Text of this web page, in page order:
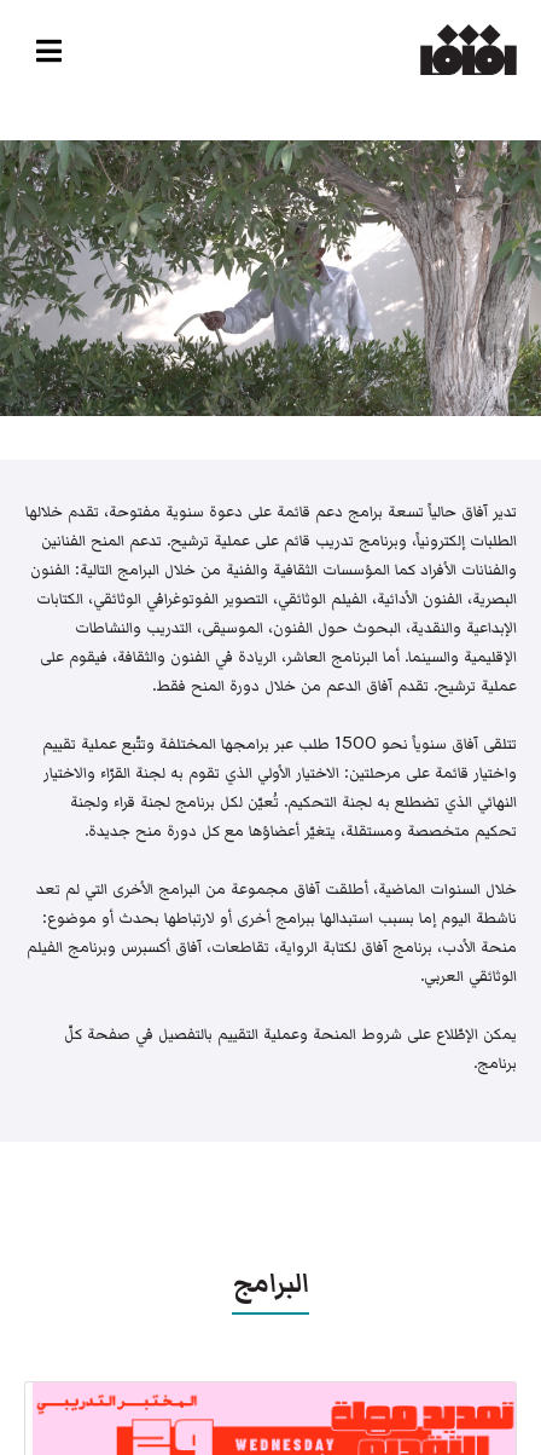
تدير آفاق حالياً تسعة برامج دعم قائمة على دعوة سنوية مفتوحة، تقدم خلالها
الطلبات إلكترونياً، وبرنامج تدريب قائم على عملية ترشيح. تدعم المنح الفنانين
والفنانات الأفراد كما المؤسسات الثقافية والفنية من خلال البرامج التالية: الفنون
البصرية، الفنون الأدائية، الفيلم الوثائقي، التصوير الفوتوغرافي الوثائقي، الكتابات
الإبداعية والنقدية، البحوث حول الفنون، الموسيقى، التدريب والنشاطات
الإقليمية والسينما. أما البرنامج العاشر، الريادة في الفنون والثقافة، فيقوم على
عملية ترشيح. تقدم آفاق الدعم من خلال دورة المنح فقط.
تتلقى آفاق سنوياً نحو 1500 طلب عبر برامجها المختلفة وتتّبع عملية تقييم
واختيار قائمة على مرحلتين: الاختيار الأولي الذي تقوم به لجنة القرّاء والاختيار
النهائي الذي تضطلع به لجنة التحكيم. تُعيّن لكل برنامج لجنة قراء ولجنة
تحكيم متخصصة ومستقلة، يتغيّر أعضاؤها مع كل دورة منح جديدة.
خلال السنوات الماضية، أطلقت آفاق مجموعة من البرامج الأخرى التي لم تعد
ناشطة اليوم إما بسبب استبدالها ببرامج أخرى أو لارتباطها بحدث أو موضوع:
منحة الأدب، برنامج آفاق لكتابة الرواية، تقاطعات، آفاق أكسبرس وبرنامج الفيلم
الوثائقي العربي.
يمكن الإطّلاع على شروط المنحة وعملية التقييم بالتفصيل في صفحة كلّ
برنامج.
البرامج